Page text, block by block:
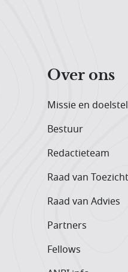
Over ons
Missie en
Bestuur
Redactieteam
Raad van Toezicht
Raad van Advies
Partners
Fellows